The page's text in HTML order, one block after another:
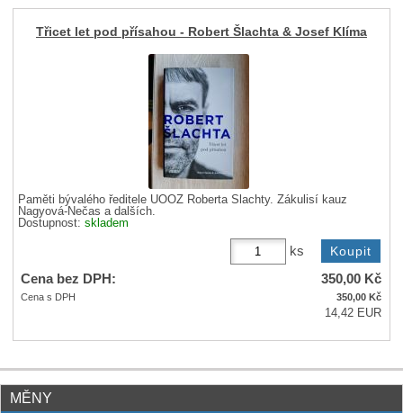
Třicet let pod přísahou - Robert Šlachta & Josef Klíma
Paměti bývalého ředitele ÚOOZ Roberta Šlachty. Zákulisí kauz
Nagyová-Nečas a dalších.
Dostupnost:skladem
ks
Cena bez DPH: 350,00 Kč
Cena s DPH 350,00Kč
14,42 EUR
MĚNY